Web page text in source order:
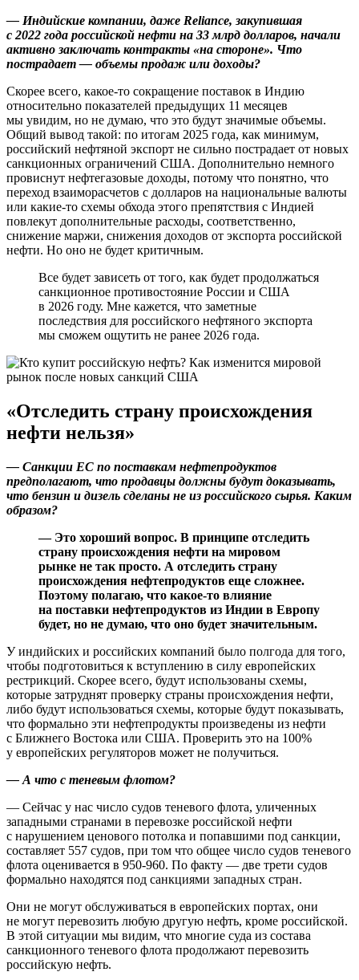
— Индийские компании, даже Reliance, закупившая
с 2022 года российской нефти на 33 млрд долларов, начали
активно заключать контракты «на стороне». Что
пострадает — объемы продаж или доходы?
Скорее всего, какое-то сокращение поставок в Индию
относительно показателей предыдущих 11 месяцев
мы увидим, но не думаю, что это будут значимые объемы.
Общий вывод такой: по итогам 2025 года, как минимум,
российский нефтяной экспорт не сильно пострадает от новых
санкционных ограничений США. Дополнительно немного
провиснут нефтегазовые доходы, потому что понятно, что
переход взаиморасчетов с долларов на национальные валюты
или какие-то схемы обхода этого препятствия с Индией
повлекут дополнительные расходы, соответственно,
снижение маржи, снижения доходов от экспорта российской
нефти. Но оно не будет критичным.
Все будет зависеть от того, как будет продолжаться
санкционное противостояние России и США
в 2026 году. Мне кажется, что заметные
последствия для российского нефтяного экспорта
мы сможем ощутить не ранее 2026 года.
«Отследить страну происхождения
нефти нельзя»
— Санкции ЕС по поставкам нефтепродуктов
предполагают, что продавцы должны будут доказывать,
что бензин и дизель сделаны не из российского сырья. Каким
образом?
— Это хороший вопрос. В принципе отследить
страну происхождения нефти на мировом
рынке не так просто. А отследить страну
происхождения нефтепродуктов еще сложнее.
Поэтому полагаю, что какое-то влияние
на поставки нефтепродуктов из Индии в Европу
будет, но не думаю, что оно будет значительным.
У индийских и российских компаний было полгода для того,
чтобы подготовиться к вступлению в силу европейских
рестрикций. Скорее всего, будут использованы схемы,
которые затруднят проверку страны происхождения нефти,
либо будут использоваться схемы, которые будут показывать,
что формально эти нефтепродукты произведены из нефти
с Ближнего Востока или США. Проверить это на 100%
у европейских регуляторов может не получиться.
— А что с теневым флотом?
— Сейчас у нас число судов теневого флота, уличенных
западными странами в перевозке российской нефти
с нарушением ценового потолка и попавшими под санкции,
составляет 557 судов, при том что общее число судов теневого
флота оценивается в 950-960. По факту — две трети судов
формально находятся под санкциями западных стран.
Они не могут обслуживаться в европейских портах, они
не могут перевозить любую другую нефть, кроме российской.
В этой ситуации мы видим, что многие суда из состава
санкционного теневого флота продолжают перевозить
российскую нефть.